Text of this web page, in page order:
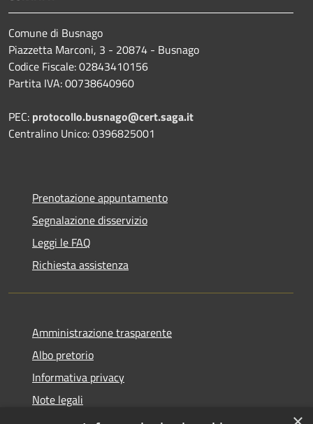
Comune di Busnago
Piazzetta Marconi, 3 - 20874 - Busnago
Codice Fiscale: 02843410156
Partita IVA: 00738640960
PEC: protocollo.busnago@cert.saga.it
Centralino Unico: 0396825001
Prenotazione appuntamento
Segnalazione disservizio
Leggi le FAQ
Richiesta assistenza
Amministrazione trasparente
Albo pretorio
Informativa privacy
Note legali